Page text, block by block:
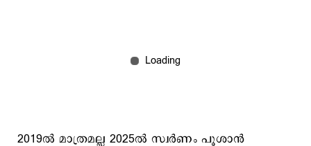
2019ല്‍ മാത്രമല്ല 2025ല്‍ സ്വര്‍ണം പൂശാന്‍